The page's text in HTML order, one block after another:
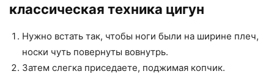
классическая техника цигун
Нужно встать так, чтобы ноги были на ширине плеч,
носки чуть повернуты вовнутрь.
Затем слегка приседаете, поджимая копчик.